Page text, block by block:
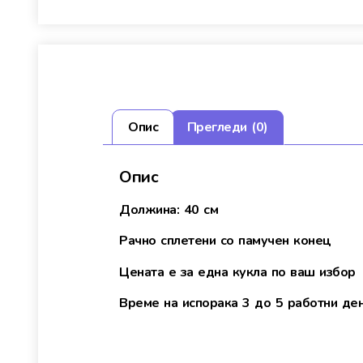
Опис Прегледи (0)
Опис
Должина: 40 см
Рачно сплетени со памучен конец
Цената е за една кукла по ваш избор
Време на испорака 3 до 5 работни